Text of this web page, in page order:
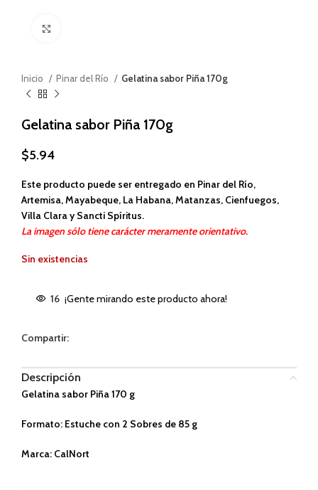
Inicio Pinar del Río Gelatina sabor Piña 170g
Gelatina sabor Piña 170g
$5.94
Este producto puede ser entregado en Pinar del Río,
Artemisa, Mayabeque, La Habana, Matanzas, Cienfuegos,
Villa Clara y Sancti Spíritus.
La imagen sólo tiene carácter meramente orientativo.
Sin existencias
16 ¡Gente mirando este producto ahora!
Compartir:
Descripción
Gelatina sabor Piña 170 g
Formato: Estuche con 2 Sobres de 85 g
Marca: CalNort